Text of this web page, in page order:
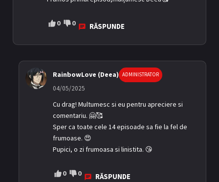
0 0 RĂSPUNDE
RainbowLove (Deea) ADMINISTRATOR
04/05/2025
Cu drag! Multumesc si eu pentru apreciere si
comentariu. 🤗🥰
Sper ca toate cele 14 episoade sa fie la fel de
frumoase. 😍
Pupici, o zi frumoasa si linistita. 😘
0 0 RĂSPUNDE